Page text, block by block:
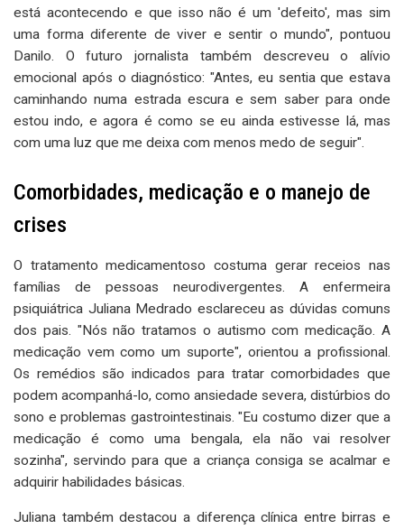
está acontecendo e que isso não é um 'defeito', mas sim
uma forma diferente de viver e sentir o mundo", pontuou
Danilo. O futuro jornalista também descreveu o alívio
emocional após o diagnóstico: "Antes, eu sentia que estava
caminhando numa estrada escura e sem saber para onde
estou indo, e agora é como se eu ainda estivesse lá, mas
com uma luz que me deixa com menos medo de seguir".
Comorbidades, medicação e o manejo de
crises
O tratamento medicamentoso costuma gerar receios nas
famílias de pessoas neurodivergentes. A enfermeira
psiquiátrica Juliana Medrado esclareceu as dúvidas comuns
dos pais. "Nós não tratamos o autismo com medicação. A
medicação vem como um suporte", orientou a profissional.
Os remédios são indicados para tratar comorbidades que
podem acompanhá-lo, como ansiedade severa, distúrbios do
sono e problemas gastrointestinais. "Eu costumo dizer que a
medicação é como uma bengala, ela não vai resolver
sozinha", servindo para que a criança consiga se acalmar e
adquirir habilidades básicas.
Juliana também destacou a diferença clínica entre birras e